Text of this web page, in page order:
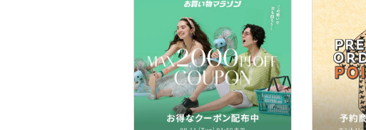
靴下・レッグウェア
アクセサリー・腕時計
財布・ポーチ・ケース